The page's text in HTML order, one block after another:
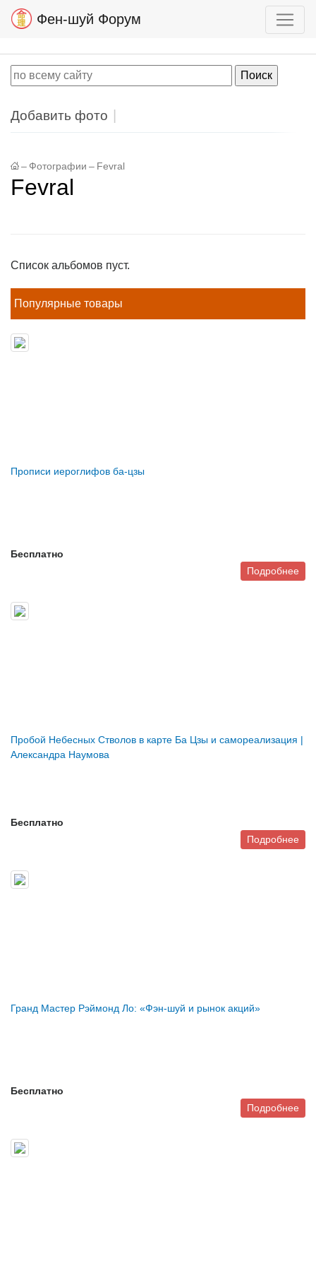
Фен-шуй Форум
Добавить фото
– Фотографии – Fevral
Fevral
Список альбомов пуст.
Популярные товары
Прописи иероглифов ба-цзы
Бесплатно
Подробнее
Пробой Небесных Стволов в карте Ба Цзы и самореализация |
Александра Наумова
Бесплатно
Подробнее
Гранд Мастер Рэймонд Ло: «Фэн-шуй и рынок акций»
Бесплатно
Подробнее